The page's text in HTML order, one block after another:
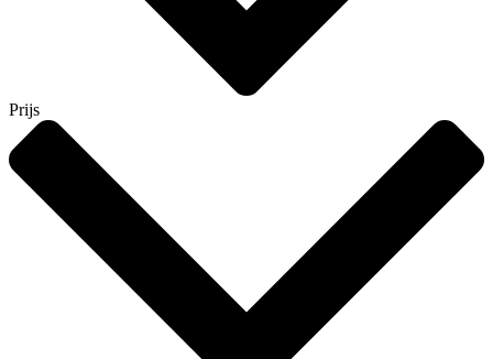
Prijs